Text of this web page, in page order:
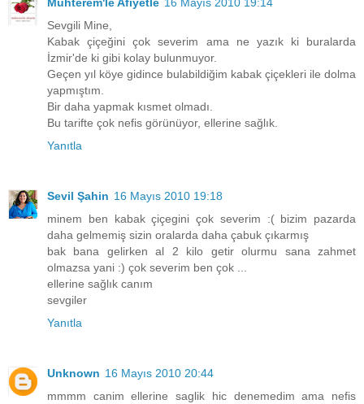
Sevgili Mine,
Kabak çiçeğini çok severim ama ne yazık ki buralarda
İzmir'de ki gibi kolay bulunmuyor.
Geçen yıl köye gidince bulabildiğim kabak çiçekleri ile dolma
yapmıştım.
Bir daha yapmak kısmet olmadı.
Bu tarifte çok nefis görünüyor, ellerine sağlık.
Yanıtla
Sevil Şahin 16 Mayıs 2010 19:18
minem ben kabak çiçegini çok severim :( bizim pazarda
daha gelmemiş sizin oralarda daha çabuk çıkarmış
bak bana gelirken al 2 kilo getir olurmu sana zahmet
olmazsa yani :) çok severim ben çok ...
ellerine sağlık canım
sevgiler
Yanıtla
Unknown 16 Mayıs 2010 20:44
mmmm canim ellerine saglik hic denemedim ama nefis